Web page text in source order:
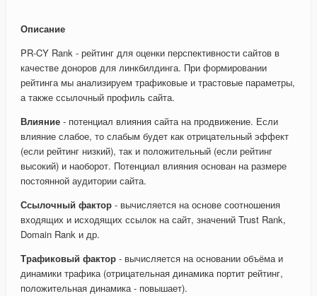
Описание
PR-CY Rank - рейтинг для оценки перспективности сайтов в
качестве доноров для линкбилдинга. При формировании
рейтинга мы анализируем трафиковые и трастовые параметры,
а также ссылочный профиль сайта.
Влияние - потенциал влияния сайта на продвижение. Если
влияние слабое, то слабым будет как отрицательный эффект
(если рейтинг низкий), так и положительный (если рейтинг
высокий) и наоборот. Потенциал влияния основан на размере
постоянной аудитории сайта.
Ссылочный фактор - вычисляется на основе соотношения
входящих и исходящих ссылок на сайт, значений Trust Rank,
Domain Rank и др.
Трафиковый фактор - вычисляется на основании объёма и
динамики трафика (отрицательная динамика портит рейтинг,
положительная динамика - повышает).